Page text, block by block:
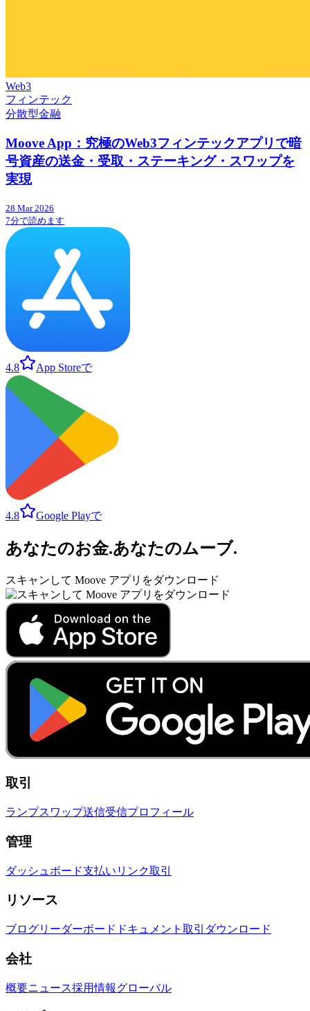
Web3
フィンテック
分散型金融
Moove App：究極のWeb3フィンテックアプリで暗
号資産の送金・受取・ステーキング・スワップを
実現
28 Mar 2026
7分で読めます
4.8 App Storeで
4.8 Google Playで
あなたのお金.あなたのムーブ.
スキャンして Moove アプリをダウンロード
取引
ランプスワップ送信受信プロフィール
管理
ダッシュボード支払いリンク取引
リソース
ブログリーダーボード ドキュメント 取引 ダウンロード
会社
概要ニュース採用情報グローバル